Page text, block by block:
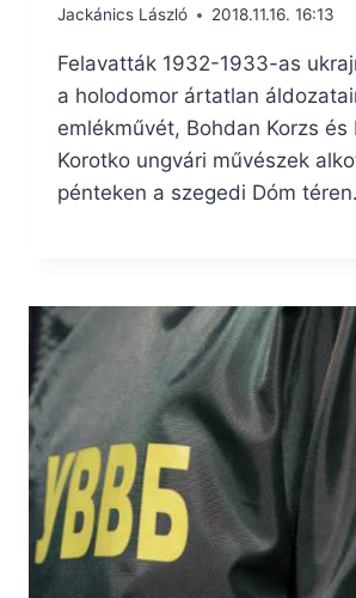
Jackánics László 2018.11.16. 16:13
Felavatták 1932-1933-as
a holodomor ártatlan
emlékművét, Bohdan Korzs és
Korotko ungvári művészek
pénteken a szegedi Dóm téren.